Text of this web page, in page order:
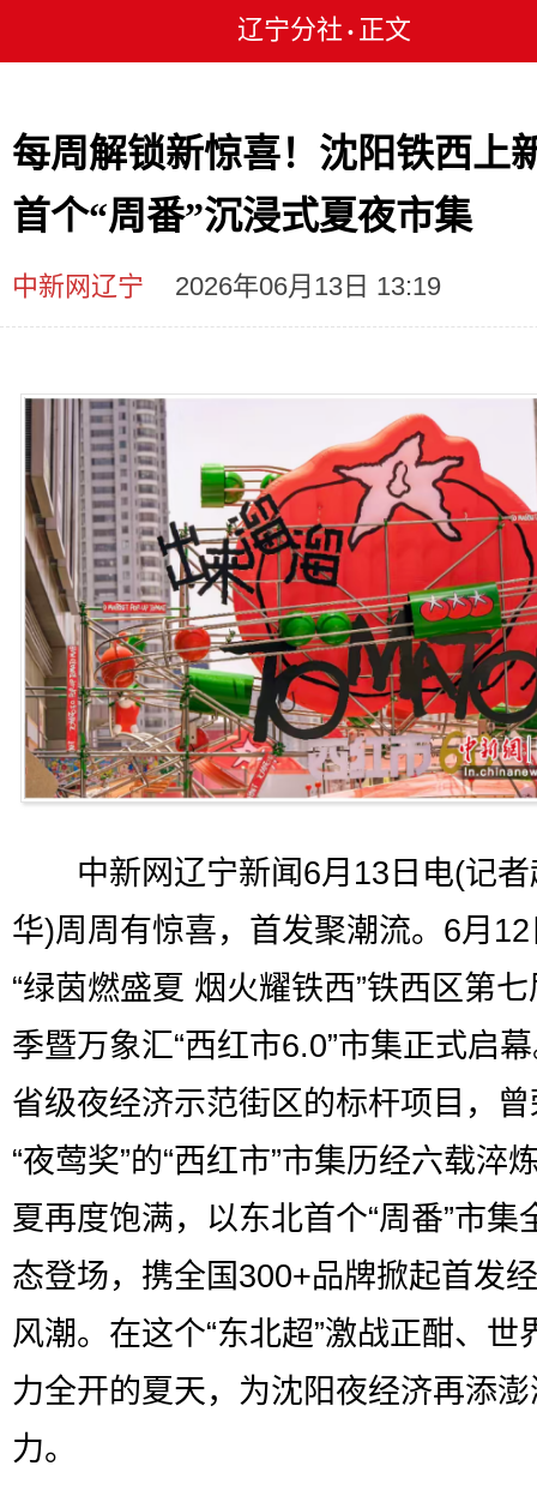
辽宁分社 • 正文
每周解锁新惊喜！沈阳铁西上
首个“周番”沉浸式夏夜市集
中新网辽宁 2026年06月13日 13:19
中新网辽宁新闻6月13日电(记者
华)周周有惊喜，首发聚潮流。6月
“绿茵燃盛夏 烟火耀铁西”铁西区第
季暨万象汇“西红市6.0”市集正式启
省级夜经济示范街区的标杆项目，
“夜莺奖”的“西红市”市集历经六载淬
夏再度饱满，以东北首个“周番”市集
态登场，携全国300+品牌掀起首发
风潮。在这个“东北超”激战正酣、世
力全开的夏天，为沈阳夜经济再添
力。